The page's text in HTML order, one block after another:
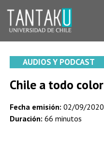
content
AUDIOS Y PODCAST
Chile a todo color
Fecha emisión: 02/09/2020
Duración: 66 minutos